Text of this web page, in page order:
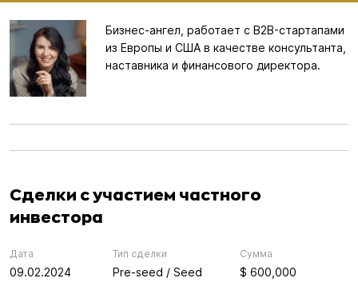
Бизнес-ангел, работает с B2B-стартапами
из Европы и США в качестве консультанта,
наставника и финансового директора.
Сделки с участием частного
инвестора
Дата
09.02.2024
Тип сделки
Pre-seed / Seed
Сумма
$ 600,000